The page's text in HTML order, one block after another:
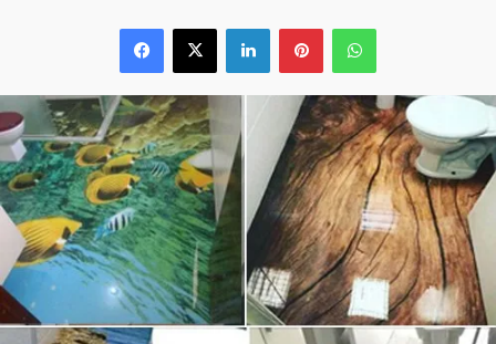
mail
Facebook
X LinkedinPinterestWhatsApp